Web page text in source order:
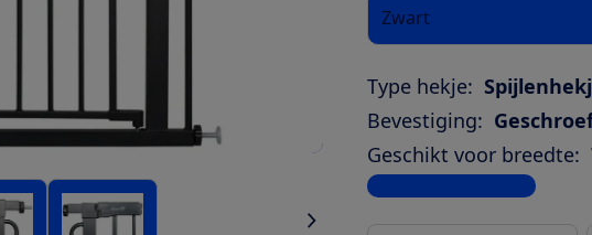
Zwart
Type hekje:
Bevestiging:
Geschikt voor breedte:
Bekijk alle specificaties